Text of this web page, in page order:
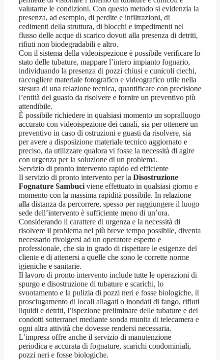
valutarne le condizioni. Con questo metodo si evidenzia la
presenza, ad esempio, di perdite e infiltrazioni, di
cedimenti della struttura, di blocchi e impedimenti nel
flusso delle acque di scarico dovuti alla presenza di detriti,
rifiuti non biodegradabili e altro.
Con il sistema della videoispezione è possibile verificare lo
stato delle tubature, mappare l’intero impianto fognario,
individuando la presenza di pozzi chiusi e cunicoli ciechi,
raccogliere materiale fotografico e videografico utile nella
stesura di una relazione tecnica, quantificare con precisione
l’entità del guasto da risolvere e fornire un preventivo più
attendibile.
È possibile richiedere in qualsiasi momento un sopralluogo
accurato con videoispezione dei canali, sia per ottenere un
preventivo in caso di ostruzioni e guasti da risolvere, sia
per avere a disposizione materiale tecnico aggiornato e
preciso, da utilizzare qualora vi fosse la necessità di agire
con urgenza per la soluzione di un problema.
Servizio di pronto intervento rapido ed efficiente
Il servizio di pronto intervento per la Disostruzione
Fognature Sambuciviene effettuato in qualsiasi giorno e
momento con la massima rapidità possibile. In relazione
alla distanza da percorrere, spesso per raggiungere il luogo
sede dell’intervento è sufficiente meno di un’ora.
Considerando il carattere di urgenza e la necessità di
risolvere il problema nel più breve tempo possibile, diventa
necessario rivolgersi ad un operatore esperto e
professionale, che sia in grado di rispettare le esigenze del
cliente e di attenersi a quelle che sono le corrette norme
igieniche e sanitarie.
Il lavoro di pronto intervento include tutte le operazioni di
spurgo e disostruzione di tubature e scarichi, lo
svuotamento e la pulizia di pozzi neri e fosse biologiche, il
prosciugamento di locali allagati o inondati di fango, rifiuti
liquidi e detriti, l’ispezione preliminare delle tubature e dei
condotti sotterranei mediante sonda munita di telecamera e
ogni altra attività che dovesse rendersi necessaria.
L’impresa offre anche il servizio di manutenzione
periodica e accurata di fognature, scarichi condominiali,
pozzi neri e fosse biologiche.